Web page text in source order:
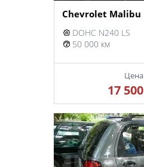
Chevrolet Malibu
DOHC N240 LS
50 000 км
Цена
17 500